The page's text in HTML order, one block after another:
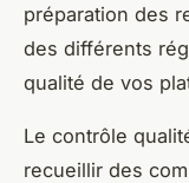
préparation des
des différents
qualité de vos
Le contrôle
recueillir des